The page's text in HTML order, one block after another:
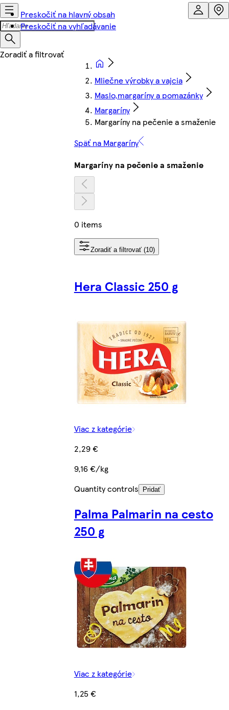
Preskočiť na hlavný obsah
Preskočiť na vyhľadávanie
Mliečne výrobky a vajcia
Maslo,margaríny a pomazánky
Margaríny
Margaríny na pečenie a smaženie
Späť na Margaríny
Margaríny na pečenie a smaženie
0 items
Zoradiť a filtrovať (10)
Hera Classic 250 g
Viac z kategórie
2,29 €
9,16 €/kg
Quantity controls
Pridať
Palma Palmarin na cesto
250 g
Viac z kategórie
1,25 €